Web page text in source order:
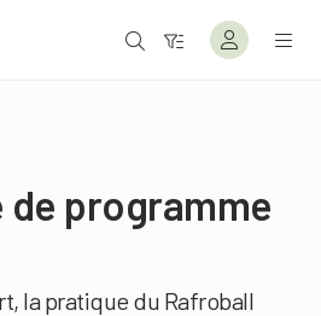
de programme
la pratique du Rafroball